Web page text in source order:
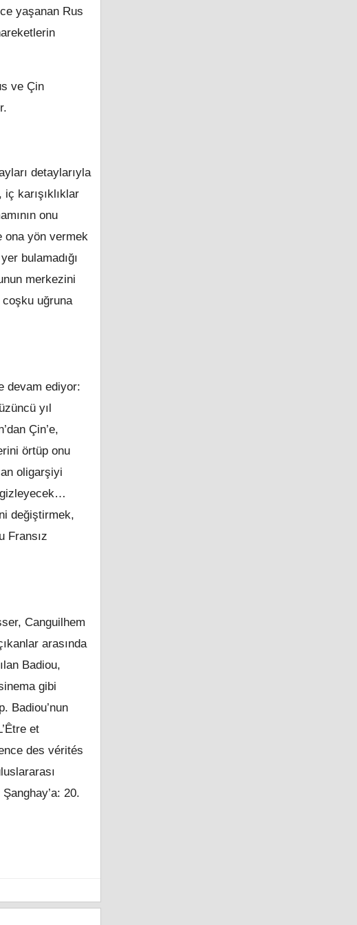
yaşanan Rus
ve Çin
detaylarıyla
karışıklıklar
onu
ona yön vermek
bulamadığı
merkezini
coşku uğruna
devam ediyor:
yıl
Çin’e,
örtüp onu
oligarşiyi
gizleyecek…
değiştirmek,
Fransız
Canguilhem
arasında
Badiou,
gibi
Badiou’nun
et
des vérités
20.